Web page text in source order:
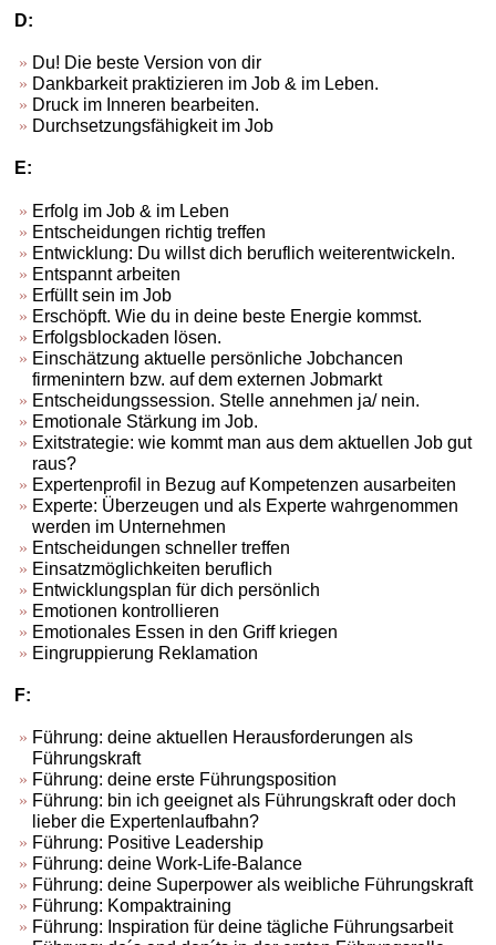
D:
Du! Die beste Version von dir
Dankbarkeit praktizieren im Job & im Leben.
Druck im Inneren bearbeiten.
Durchsetzungsfähigkeit im Job
E:
Erfolg im Job & im Leben
Entscheidungen richtig treffen
Entwicklung: Du willst dich beruflich weiterentwickeln.
Entspannt arbeiten
Erfüllt sein im Job
Erschöpft. Wie du in deine beste Energie kommst.
Erfolgsblockaden lösen.
Einschätzung aktuelle persönliche Jobchancen
firmenintern bzw. auf dem externen Jobmarkt
Entscheidungssession. Stelle annehmen ja/ nein.
Emotionale Stärkung im Job.
Exitstrategie: wie kommt man aus dem aktuellen Job gut
raus?
Expertenprofil in Bezug auf Kompetenzen ausarbeiten
Experte: Überzeugen und als Experte wahrgenommen
werden im Unternehmen
Entscheidungen schneller treffen
Einsatzmöglichkeiten beruflich
Entwicklungsplan für dich persönlich
Emotionen kontrollieren
Emotionales Essen in den Griff kriegen
Eingruppierung Reklamation
F:
Führung: deine aktuellen Herausforderungen als
Führungskraft
Führung: deine erste Führungsposition
Führung: bin ich geeignet als Führungskraft oder doch
lieber die Expertenlaufbahn?
Führung: Positive Leadership
Führung: deine Work-Life-Balance
Führung: deine Superpower als weibliche Führungskraft
Führung: Kompaktraining
Führung: Inspiration für deine tägliche Führungsarbeit